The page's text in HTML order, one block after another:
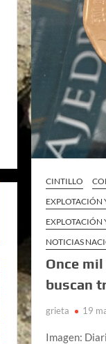
CINTILLO
EXPLOTACIÓN
EXPLOTACIÓN
NOTICIAS
Once
buscan
grieta 19
Imagen: